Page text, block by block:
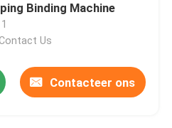
Binding Machine
Us
Contacteer ons